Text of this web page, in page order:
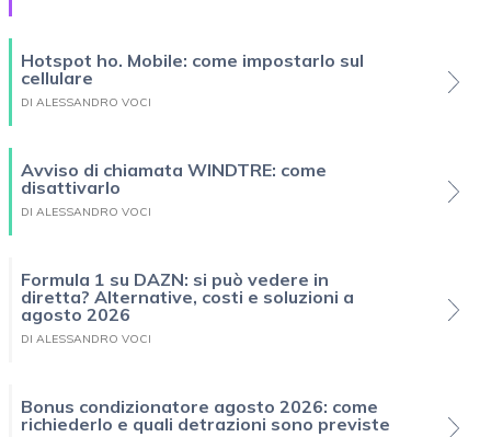
Hotspot ho. Mobile: come impostarlo sul
cellulare
DI ALESSANDRO VOCI
Avviso di chiamata WINDTRE: come
disattivarlo
DI ALESSANDRO VOCI
Formula 1 su DAZN: si può vedere in
diretta? Alternative, costi e soluzioni a
agosto 2026
DI ALESSANDRO VOCI
Bonus condizionatore agosto 2026: come
richiederlo e quali detrazioni sono previste